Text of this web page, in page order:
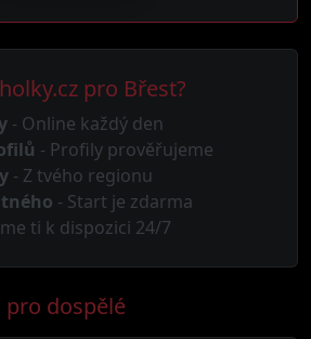
pro Břest?
- Online každý den
- Profily prověřujeme
- Z tvého regionu
- Start je zdarma
ti k dispozici 24/7
pro dospělé